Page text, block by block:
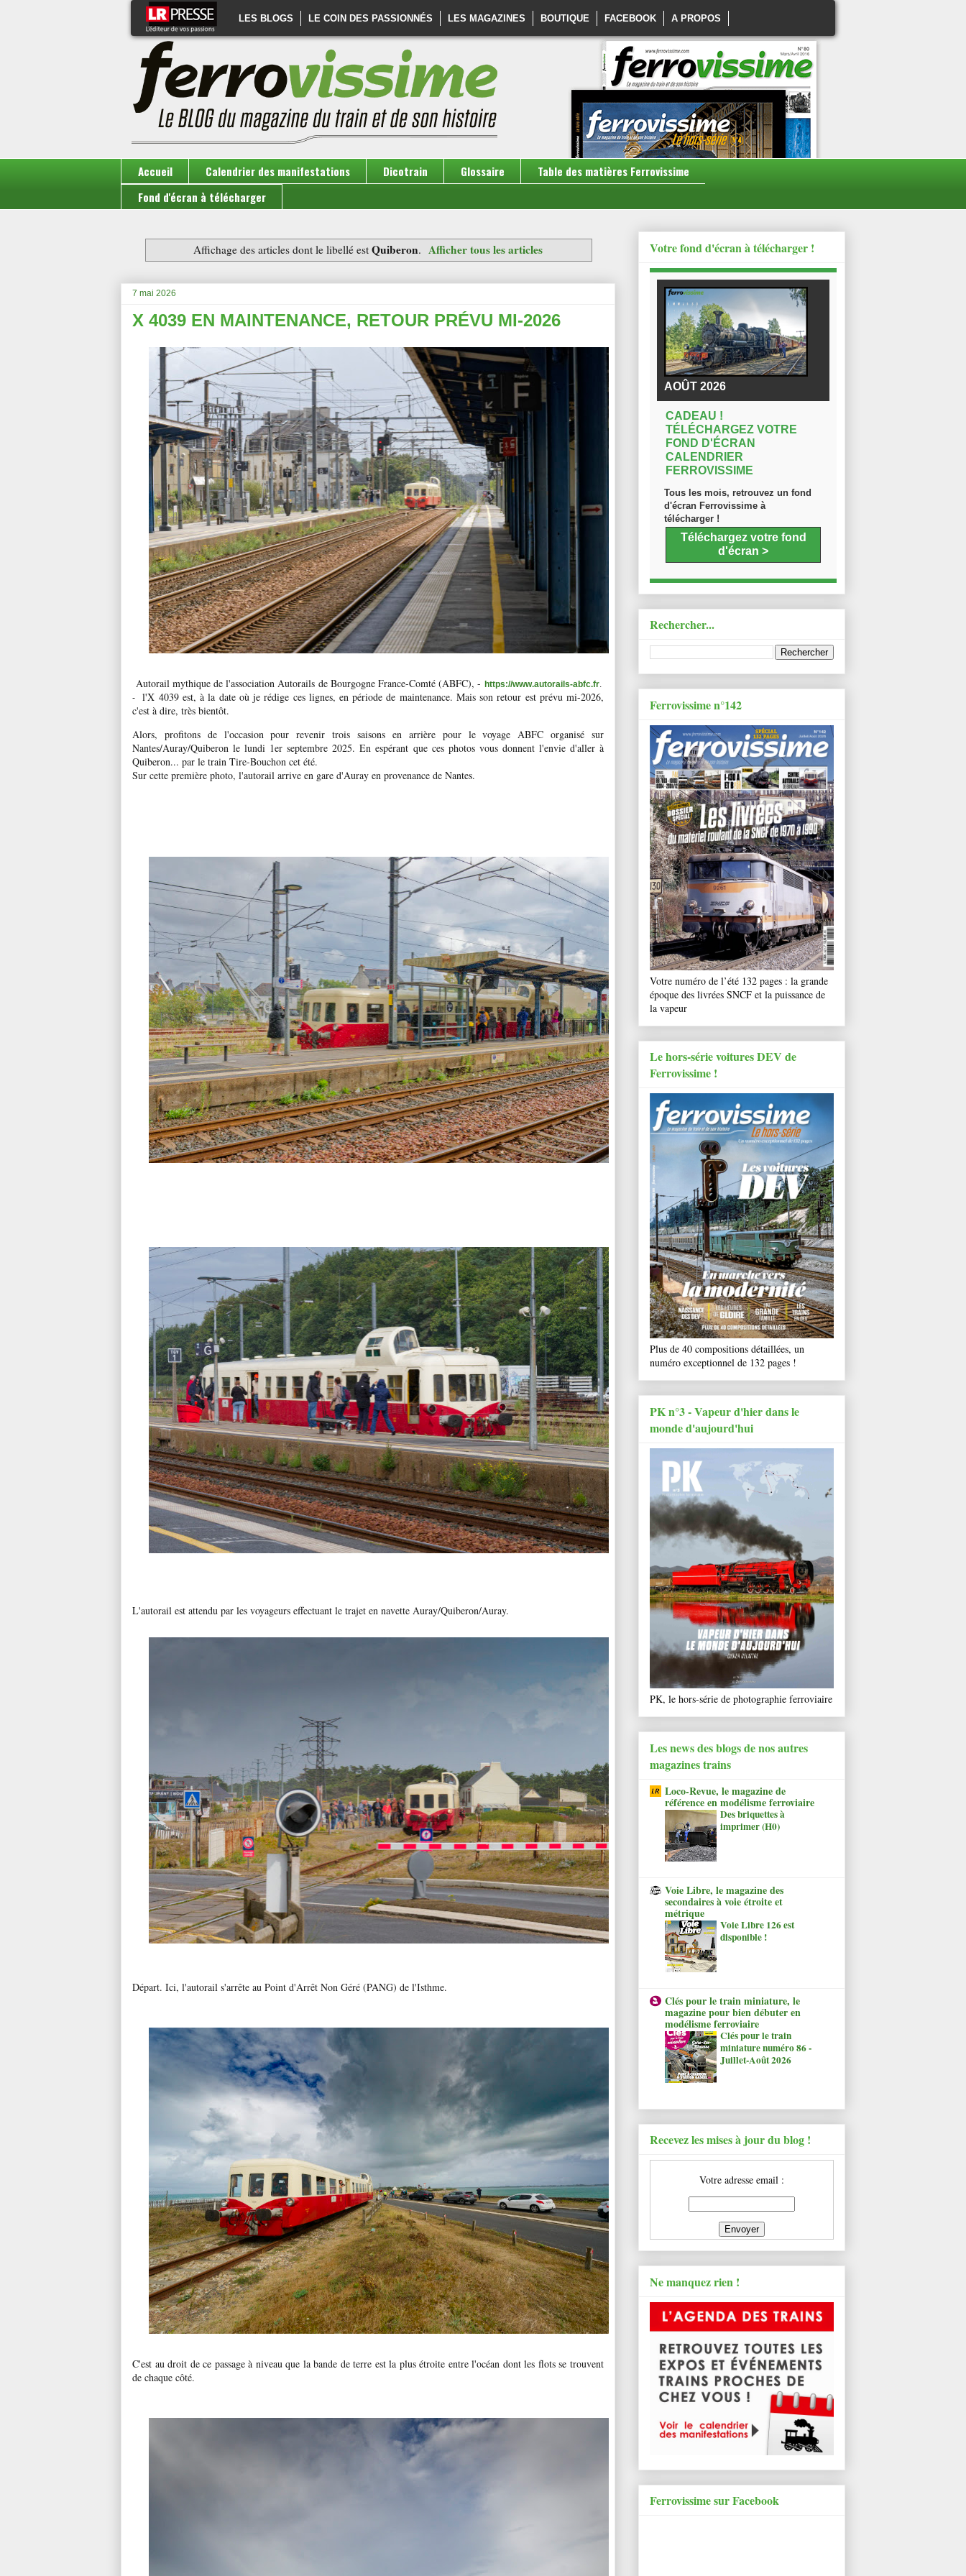
LES BLOGS LE COIN DES PASSIONNÉS LES MAGAZINES BOUTIQUE FACEBOOK A PROPOS
Accueil Calendrier des manifestations Dicotrain Glossaire
Table des matières Ferrovissime
Fond d'écran à télécharger
Affichage des articles dont le libellé est Quiberon. Afficher tous les articles
7 mai 2026
X 4039 EN MAINTENANCE, RETOUR PRÉVU MI-2026
Autorail mythique de l'association Autorails de Bourgogne France-Comté (ABFC), - https://www.autorails-abfc.fr.
-
l'X 4039 est, à la date où je rédige ces lignes, en période de maintenance. Mais son retour est prévu mi-2026,
c'est à dire, très bientôt.
Alors, profitons de l'occasion pour revenir trois saisons en arrière pour le voyage ABFC organisé sur
Nantes/Auray/Quiberon le lundi 1er septembre 2025. En espérant que ces photos vous donnent l'envie d'aller à
Quiberon... par le train Tire-Bouchon cet été.
Sur cette première photo, l'autorail arrive en gare d'Auray en provenance de Nantes.
L'autorail est attendu par les voyageurs effectuant le trajet en navette Auray/Quiberon/Auray.
Départ. Ici, l'autorail s'arrête au Point d'Arrêt Non Géré (PANG) de l'Isthme.
C'est au droit de ce passage à niveau que la bande de terre est la plus étroite entre l'océan dont les flots se trouvent
de chaque côté.
Votre fond d'écran à télécharger !
AOÛT 2026
CADEAU !
TÉLÉCHARGEZ VOTRE
FOND D'ÉCRAN
CALENDRIER
FERROVISSIME
Tous les mois, retrouvez un fond
d'écran Ferrovissime à
télécharger !
Téléchargez votre fond
d'écran >
Rechercher...
Ferrovissime n°142
Votre numéro de l’été 132 pages : la grande
époque des livrées SNCF et la puissance de
la vapeur
Le hors-série voitures DEV de
Ferrovissime !
Plus de 40 compositions détaillées, un
numéro exceptionnel de 132 pages !
PK n°3 - Vapeur d'hier dans le
monde d'aujourd'hui
PK, le hors-série de photographie ferroviaire
Les news des blogs de nos autres
magazines trains
Loco-Revue, le magazine de
référence en modélisme ferroviaire
Des briquettes à
imprimer (H0)
Voie Libre, le magazine des
secondaires à voie étroite et
métrique
Voie Libre 126 est
disponible !
Clés pour le train miniature, le
magazine pour bien débuter en
modélisme ferroviaire
Clés pour le train
miniature numéro 86 -
Juillet-Août 2026
Recevez les mises à jour du blog !
Votre adresse email :
Ne manquez rien !
Ferrovissime sur Facebook